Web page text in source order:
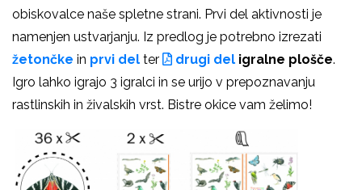
obiskovalce naše spletne strani. Prvi del aktivnosti je
namenjen ustvarjanju. Iz predlog je potrebno izrezati
žetončke in prvi del ter drugi del igralne plošče.
Igro lahko igrajo 3 igralci in se urijo v prepoznavanju
rastlinskih in živalskih vrst. Bistre okice vam želimo!